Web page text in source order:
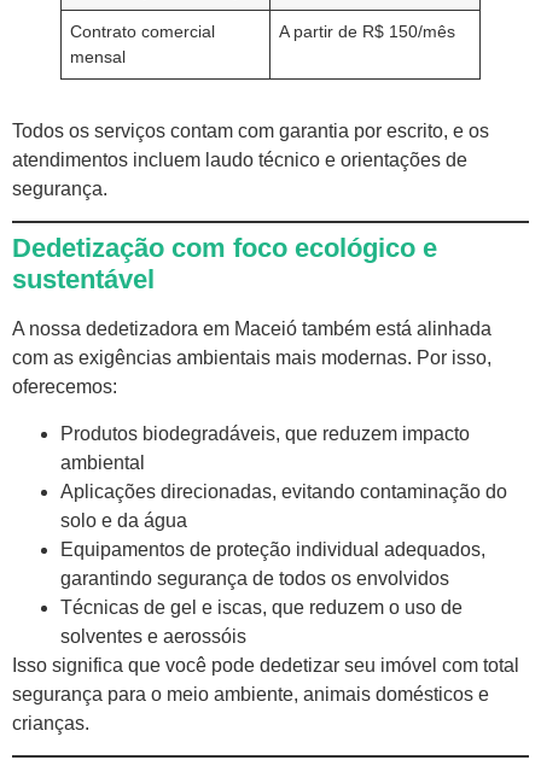
Contrato comercial
mensal
A partir de R$ 150/mês
Todos os serviços contam com garantia por escrito, e os
atendimentos incluem laudo técnico e orientações de
segurança.
Dedetização com foco ecológico e
sustentável
A nossa dedetizadora em Maceió também está alinhada
com as exigências ambientais mais modernas. Por isso,
oferecemos:
Produtos biodegradáveis, que reduzem impacto
ambiental
Aplicações direcionadas, evitando contaminação do
solo e da água
Equipamentos de proteção individual adequados,
garantindo segurança de todos os envolvidos
Técnicas de gel e iscas, que reduzem o uso de
solventes e aerossóis
Isso significa que você pode dedetizar seu imóvel com total
segurança para o meio ambiente, animais domésticos e
crianças.